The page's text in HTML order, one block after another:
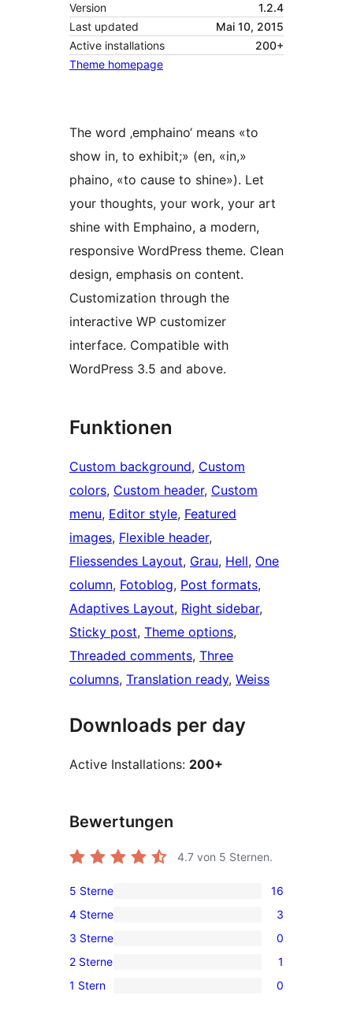
Version
1.2.4
Last updated
Mai 10, 2015
Active installations
200+
Theme homepage
The word ‚emphaino‘ means «to
show in, to exhibit;» (en, «in,»
phaino, «to cause to shine»). Let
your thoughts, your work, your art
shine with Emphaino, a modern,
responsive WordPress theme. Clean
design, emphasis on content.
Customization through the
interactive WP customizer
interface. Compatible with
WordPress 3.5 and above.
Funktionen
Custom background, Custom
colors, Custom header, Custom
menu, Editor style, Featured
images, Flexible header
Fliessendes Layout, Grau, Hell, One
column, Fotoblog, Post formats
Adaptives Layout, Right sidebar
Sticky post, Theme options
Threaded comments, Three
columns, Translation ready, Weiss
Downloads per day
Active Installations: 200+
Bewertungen
4.7 von 5 Sternen.
16
5-
Sterne-
Rezensionen
5 Sterne 16
3
4-
Sterne-
Rezensionen
4 Sterne 3
0
3-
Sterne-
3 Sterne 0
1
2-
2 Sterne 1
0
1 Stern 0